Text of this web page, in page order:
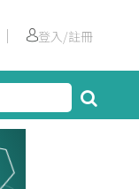
｜ 登入/註冊